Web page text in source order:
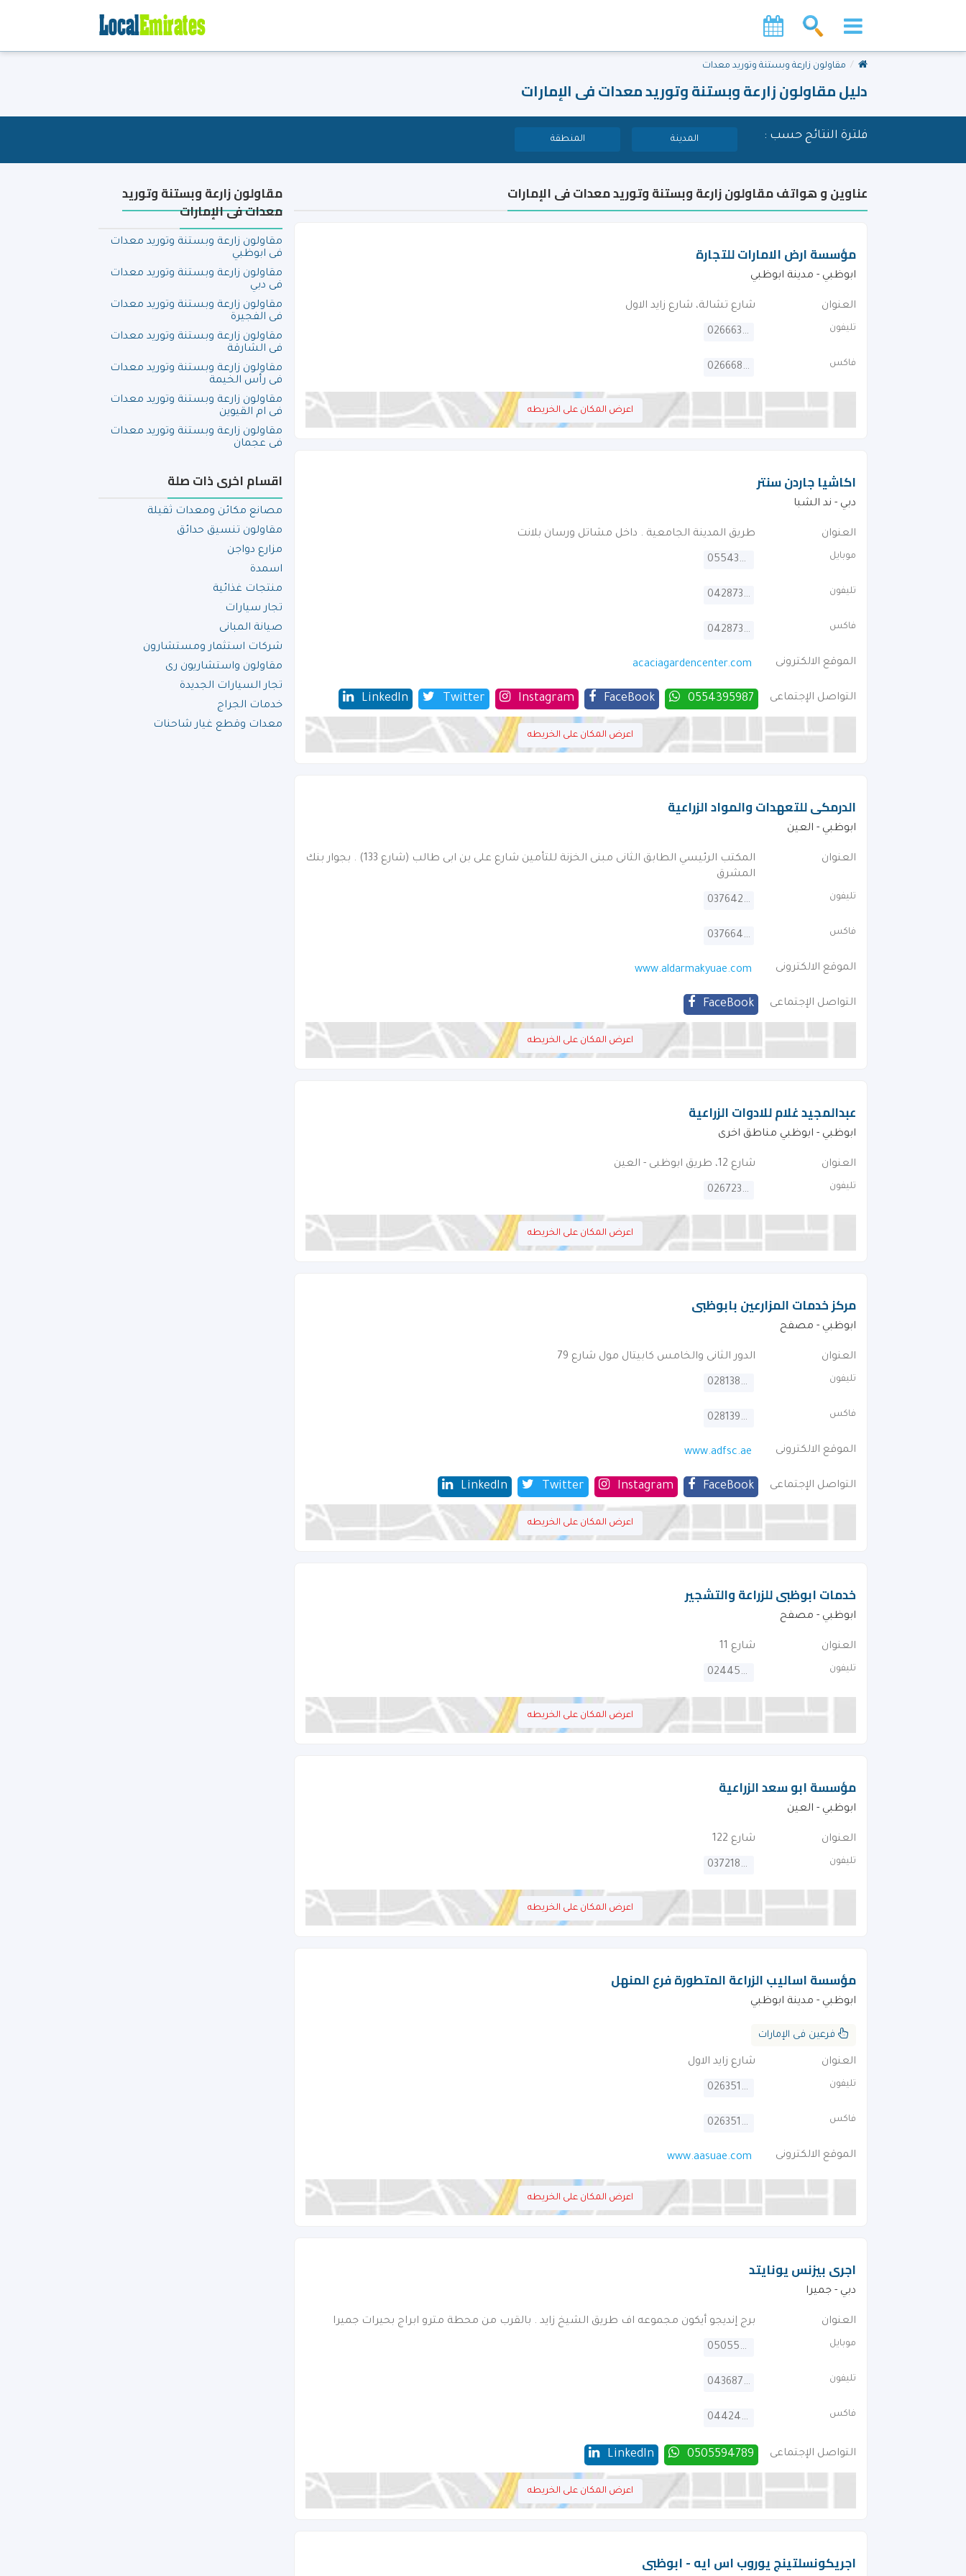
مقاولون زارعة وبستنة وتوريد معدات
دليل مقاولون زارعة وبستنة وتوريد معدات فى الإمارات
فلترة النتائج حسب : المدينة المنطقة
عناوين و هواتف مقاولون زارعة وبستنة وتوريد معدات فى الإمارات
مؤسسة ارض الامارات للتجارة
ابوظبي - مدينة ابوظبي
العنوان شارع تشالة، شارع زايد الاول
تليفون 026663001
فاكس 026668931
اعرض المكان على الخريطه
اكاشيا جاردن سنتر
دبي - ند الشبا
العنوان طريق المدينة الجامعية . داخل مشاتل ورسان بلانت
موبايل 0554395987
تليفون 042873151
فاكس 042873152
الموقع الالكترونى acaciagardencenter.com
التواصل الإجتماعى 0554395987
FaceBook
Instagram
Twitter
LinkedIn
اعرض المكان على الخريطه
الدرمكى للتعهدات والمواد الزراعية
ابوظبي - العين
العنوان
المكتب الرئيسي الطابق الثانى مبنى الخزنة للتأمين شارع على بن ابى طالب (شارع 133) . بجوار بنك
المشرق
تليفون 037642802
فاكس 037664890
الموقع الالكترونى www.aldarmakyuae.com
التواصل الإجتماعى FaceBook
اعرض المكان على الخريطه
عبدالمجيد غلام للادوات الزراعية
ابوظبي - ابوظبي مناطق اخرى
العنوان شارع 12، طريق ابوظبى - العين
تليفون 026723419
اعرض المكان على الخريطه
مركز خدمات المزارعين بابوظبى
ابوظبي - مصفح
العنوان الدور الثانى والخامس كابيتال مول شارع 79
تليفون 028138888
فاكس 028139999
الموقع الالكترونى www.adfsc.ae
التواصل الإجتماعى FaceBook
Instagram
Twitter
LinkedIn
اعرض المكان على الخريطه
خدمات ابوظبى للزراعة والتشجير
ابوظبي - مصفح
العنوان شارع 11
تليفون 024454428
اعرض المكان على الخريطه
مؤسسة ابو سعد الزراعية
ابوظبي - العين
العنوان شارع 122
تليفون 037218040
اعرض المكان على الخريطه
مؤسسة اساليب الزراعة المتطورة فرع المنهل
ابوظبي - مدينة ابوظبي
فرعين فى الإمارات
العنوان شارع زايد الاول
تليفون 026351828
فاكس 026351829
الموقع الالكترونى www.aasuae.com
اعرض المكان على الخريطه
اجرى بيزنس يونايتد
دبي - جميرا
العنوان برج إنديجو أيكون مجموعه اف طريق الشيخ زايد . بالقرب من محطة مترو ابراج بحيرات جميرا
موبايل 0505594789
تليفون 043687713
فاكس 044241179
التواصل الإجتماعى 0505594789
LinkedIn
اعرض المكان على الخريطه
اجريكونسلتينج يوروب اس ايه - ابوظبى
مقاولون زارعة وبستنة وتوريد
معدات فى الإمارات
مقاولون زارعة وبستنة وتوريد معدات
فى ابوظبي
مقاولون زارعة وبستنة وتوريد معدات
فى دبي
مقاولون زارعة وبستنة وتوريد معدات
فى الفجيرة
مقاولون زارعة وبستنة وتوريد معدات
فى الشارقة
مقاولون زارعة وبستنة وتوريد معدات
فى رأس الخيمة
مقاولون زارعة وبستنة وتوريد معدات
فى ام القيوين
مقاولون زارعة وبستنة وتوريد معدات
فى عجمان
اقسام اخرى ذات صلة
مصانع مكائن ومعدات ثقيلة
مقاولون تنسيق حدائق
مزارع دواجن
اسمدة
منتجات غذائية
تجار سيارات
صيانة المبانى
شركات استثمار ومستشارون
مقاولون واستشاريون رى
تجار السيارات الجديدة
خدمات الجراج
معدات وقطع غيار شاحنات